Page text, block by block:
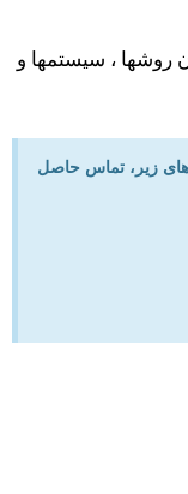
روشها ، سیستمها و
زیر، تماس حاصل